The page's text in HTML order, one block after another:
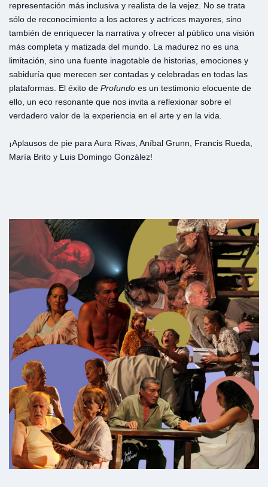
representación más inclusiva y realista de la vejez. No se trata
sólo de reconocimiento a los actores y actrices mayores, sino
también de enriquecer la narrativa y ofrecer al público una visión
más completa y matizada del mundo. La madurez no es una
limitación, sino una fuente inagotable de historias, emociones y
sabiduría que merecen ser contadas y celebradas en todas las
plataformas. El éxito de Profundo es un testimonio elocuente de
ello, un eco resonante que nos invita a reflexionar sobre el
verdadero valor de la experiencia en el arte y en la vida.
¡Aplausos de pie para Aura Rivas, Aníbal Grunn, Francis Rueda,
María Brito y Luis Domingo González!